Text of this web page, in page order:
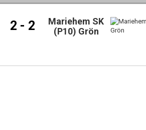
2 - 2
Mariehem SK
(P10) Grön